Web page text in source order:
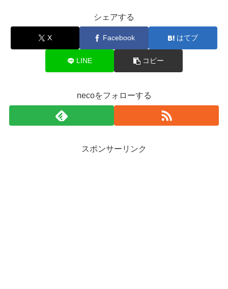
シェアする
X Facebook はてブ
LINE コピー
necoをフォローする
スポンサーリンク